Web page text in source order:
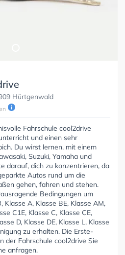
Hürtgenwald
Fahrschule cool2drive
und einen sehr
Du wirst lernen, mit einem
Suzuki, Yamaha und
darauf, dich zu konzentrieren, da
Autos rund um die
gehen, fahren und stehen.
Bedingungen um
Klasse A, Klasse BE, Klasse AM,
C1E, Klasse C, Klasse CE,
D, Klasse DE, Klasse L, Klasse
zu erhalten. Die Erste-
der Fahrschule cool2drive Sie
anfragen.